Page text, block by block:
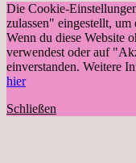
Die Cookie-
zulassen" eingestellt, um
Wenn du diese Website
verwendest oder auf
einverstanden. Weitere
hier
Schließen